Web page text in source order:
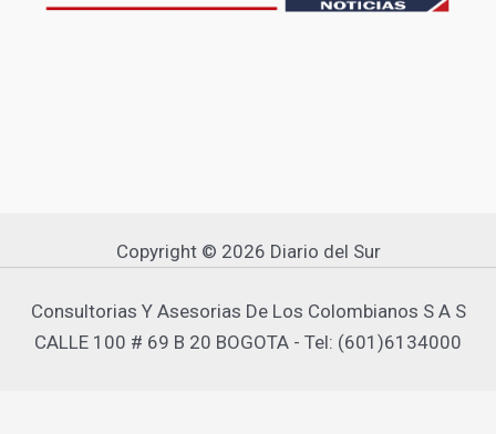
Copyright © 2026 Diario del Sur
Consultorias Y Asesorias De Los Colombianos S A S
CALLE 100 # 69 B 20 BOGOTA - Tel: (601)6134000